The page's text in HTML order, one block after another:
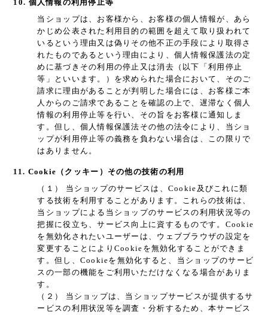
10. 個人情報の利用停止等
当ショップは、お客様から、お客様の個人情報が、あら
かじめ公表された利用目的の範囲を超えて取り扱われて
いるという理由又は偽りその他不正の手段により取得さ
れたものであるという理由により、個人情報保護法の定
めに基づきその利用の停止又は消去（以下「利用停止
等」といいます。）を求められた場合において、そのご
請求に理由があることが判明した場合には、お客様ご本
人からのご請求であることを確認の上で、遅滞なく個人
情報の利用停止等を行い、その旨をお客様に通知しま
す。但し、個人情報保護法その他の法令により、当ショ
ップが利用停止等の義務を負わない場合は、この限りで
はありません。
11. Cookie（クッキー）その他の技術の利用
（１） 当ショップのサービスは、Cookie及びこれに類
する技術を利用することがあります。これらの技術は、
当ショップによる当ショップのサービスの利用状況等の
把握に役立ち、サービス向上に資するものです。Cookie
を無効化されたいユーザーは、ウェブブラウザの設定を
変更することによりCookieを無効化することができま
す。但し、Cookieを無効化すると、当ショップのサービ
スの一部の機能をご利用いただけなくなる場合がありま
す。
（２） 当ショップは、当ショップサービスが提供するサ
ービスの利用状況等を調査・分析するため、本サービス